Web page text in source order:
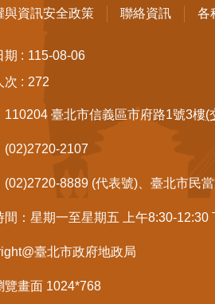
與資訊安全政策 聯絡資訊 各
期
115-08-06
次
272
110204 臺北市信義區市府路1號3樓(
(02)2720-2107
(02)2720-8889 (代表號)、臺北市民
間：星期一至星期五 上午8:30-
臺北市政府地政局
覽畫面 1024*768